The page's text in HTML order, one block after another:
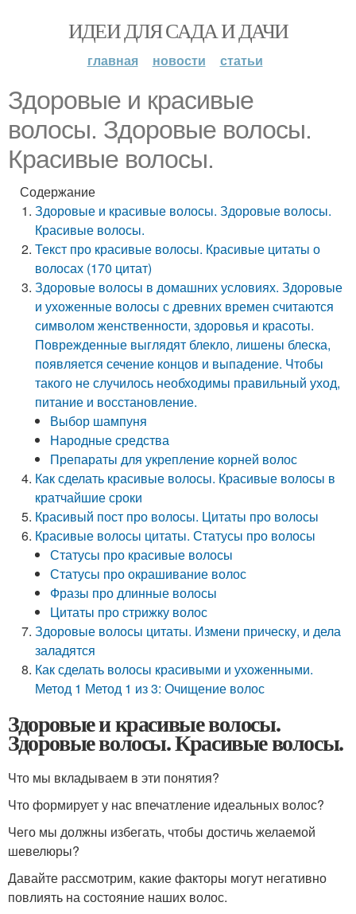
ИДЕИ ДЛЯ САДА И ДАЧИ
главная новости статьи
Здоровые и красивые
волосы. Здоровые волосы.
Красивые волосы.
Содержание
Здоровые и красивые волосы. Здоровые волосы.
Красивые волосы.
Текст про красивые волосы. Красивые цитаты о
волосах (170 цитат)
Здоровые волосы в домашних условиях. Здоровые
и ухоженные волосы с древних времен считаются
символом женственности, здоровья и красоты.
Поврежденные выглядят блекло, лишены блеска,
появляется сечение концов и выпадение. Чтобы
такого не случилось необходимы правильный уход,
питание и восстановление.
Выбор шампуня
Народные средства
Препараты для укрепление корней волос
Как сделать красивые волосы. Красивые волосы в
кратчайшие сроки
Красивый пост про волосы. Цитаты про волосы
Красивые волосы цитаты. Статусы про волосы
Статусы про красивые волосы
Статусы про окрашивание волос
Фразы про длинные волосы
Цитаты про стрижку волос
Здоровые волосы цитаты. Измени прическу, и дела
заладятся
Как сделать волосы красивыми и ухоженными.
Метод 1 Метод 1 из 3: Очищение волос
Здоровые и красивые волосы.
Здоровые волосы. Красивые волосы.
Что мы вкладываем в эти понятия?
Что формирует у нас впечатление идеальных волос?
Чего мы должны избегать, чтобы достичь желаемой
шевелюры?
Давайте рассмотрим, какие факторы могут негативно
повлиять на состояние наших волос.